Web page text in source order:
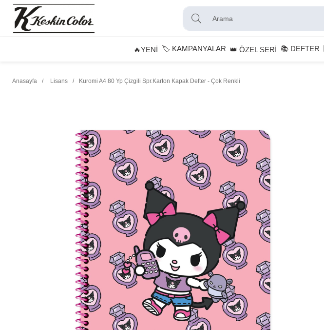
🔥YENİ 🏷️ KAMPANYALAR 👑 ÖZEL SERİ 📚 DEFTER
Anasayfa Lisans Kuromi A4 80 Yp Çizgili Spr.Karton Kapak Defter - Çok Renkli